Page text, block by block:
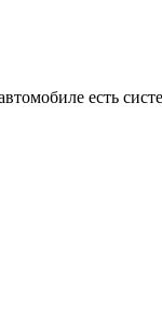
есть